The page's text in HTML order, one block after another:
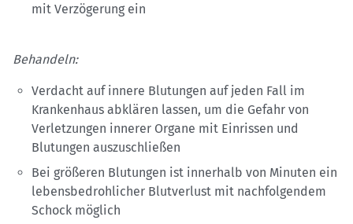
mit Verzögerung ein
Behandeln:
Verdacht auf innere Blutungen auf jeden Fall im
Krankenhaus abklären lassen, um die Gefahr von
Verletzungen innerer Organe mit Einrissen und
Blutungen auszuschließen
Bei größeren Blutungen ist innerhalb von Minuten ein
lebensbedrohlicher Blutverlust mit nachfolgendem
Schock möglich